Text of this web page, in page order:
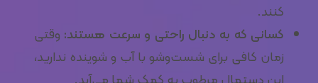
کنند.
کسانی که به دنبال راحتی و سرعت هستند: وقتی
زمان کافی برای شست‌وشو با آب و شوینده ندارید،